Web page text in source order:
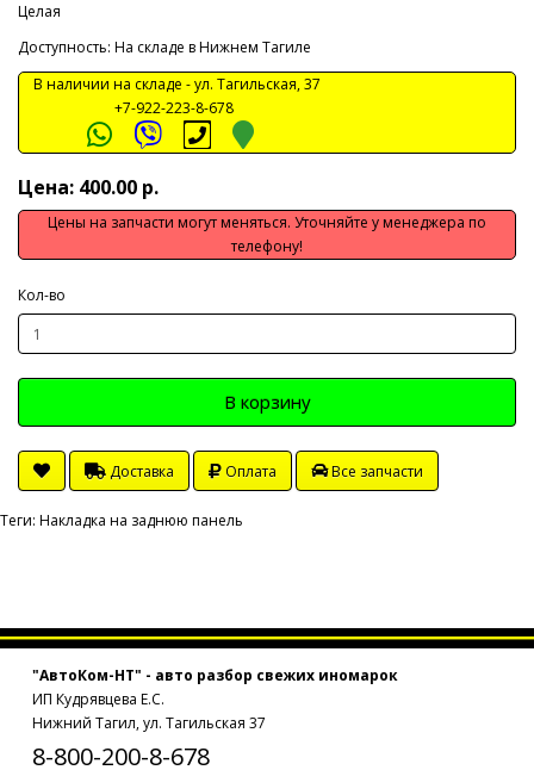
Целая
Доступность: На складе в Нижнем Тагиле
В наличии на складе -ул. Тагильская, 37
+7-922-223-8-678
Цена: 400.00 р.
Цены на запчасти могут меняться. Уточняйте у менеджера по
телефону!
Кол-во
В корзину
Доставка Оплата Все запчасти
Теги: Накладка на заднюю панель
"АвтоКом-НТ" - авто разбор свежих иномарок
ИП Кудрявцева Е.С.
Нижний Тагил, ул. Тагильская 37
8-800-200-8-678